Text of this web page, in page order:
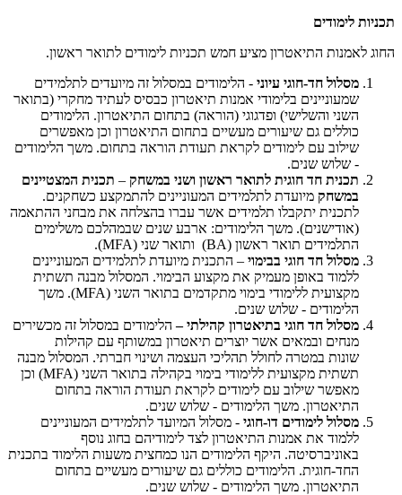
תכניות לימודים
החוג לאמנות התיאטרון מציע חמש תכניות לימודים לתואר ראשון.
מסלול חד-חוגי עיוני - הלימודים במסלול זה מיועדים לתלמידים
שמעוניינים בלימודי אמנות תיאטרון כבסיס לעתיד מחקרי (בתואר
השני והשלישי) ופדגוגי (הוראה) בתחום התיאטרון. הלימודים
כוללים גם שיעורים מעשיים בתחום התיאטרון וכן מאפשרים
שילוב עם לימודים לקראת תעודת הוראה בתחום. משך הלימודים
- שלוש שנים.
תכנית חד חוגית לתואר ראשון ושני במשחק – תכנית המצטיינים
במשחק מיועדת לתלמידים המעוניינים להתמקצע כשחקנים.
לתכנית יתקבלו תלמידים אשר עברו בהצלחה את מבחני ההתאמה
(אודישנים). משך הלימודים: ארבע שנים שבמהלכם משלימים
התלמידים תואר ראשון (BA) ותואר שני
(MFA)
.
מסלול חד חוגי בבימוי – התכנית מיועדת לתלמידים המעוניינים
ללמוד באופן מעמיק את מקצוע הבימוי. המסלול מבנה תשתית
מקצועית ללימודי בימוי מתקדמים בתואר השני (MFA). משך
הלימודים - שלוש שנים.
מסלול חד חוגי בתיאטרון קהילתי –הלימודים במסלול זה מכשירים
מנחים ובמאים אשר יוצרים תיאטרון במשותף עם קהילות
שונות במטרה לחולל תהליכי העצמה ושינוי חברתי. המסלול מבנה
תשתית מקצועית ללימודי בימוי בקהילה בתואר השני MFA)) וכן
מאפשר שילוב עם לימודים לקראת תעודת הוראה בתחום
התיאטרון. משך הלימודים - שלוש שנים.
מסלול לימודים דו-חוגי - מסלול המיועד לתלמידים המעוניינים
ללמוד את אמנות התיאטרון לצד לימודיהם בחוג נוסף
באוניברסיטה. היקף הלימודים הנו כמחצית משעות הלימוד בתכנית
החד-חוגית. הלימודים כוללים גם שיעורים מעשיים בתחום
התיאטרון. משך הלימודים - שלוש שנים.